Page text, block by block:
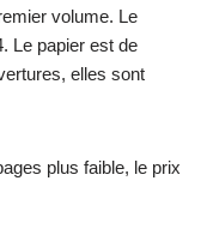
volume. Le
Le papier est de
elles sont
plus faible, le prix